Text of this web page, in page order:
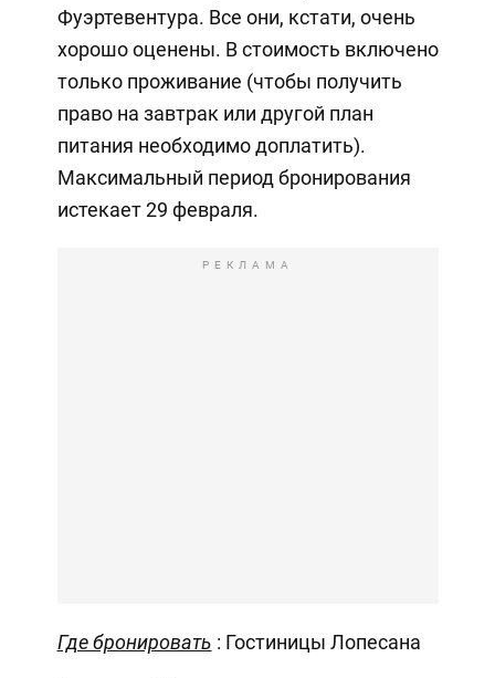
Фуэртевентура. Все они, кстати, очень
хорошо оценены. В стоимость включено
только проживание (чтобы получить
право на завтрак или другой план
питания необходимо доплатить).
Максимальный период бронирования
истекает 29 февраля.
РЕКЛАМА
Где бронировать : Гостиницы Лопесана